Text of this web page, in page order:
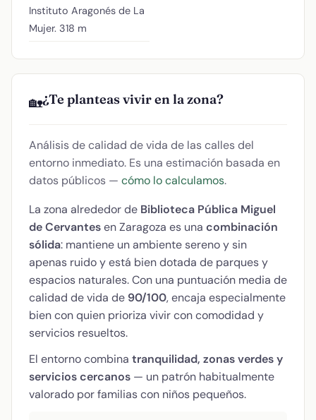
Instituto Aragonés de La
Mujer. 318 m
🏡¿Te planteas vivir en la zona?
Análisis de calidad de vida de las calles del
entorno inmediato. Es una estimación basada en
datos públicos — cómo lo calculamos.
La zona alrededor de Biblioteca Pública Miguel
de Cervantesen Zaragoza es una combinación
sólida: mantiene un ambiente sereno y sin
apenas ruido y está bien dotada de parques y
espacios naturales. Con una puntuación media de
calidad de vida de 90/100, encaja especialmente
bien con quien prioriza vivir con comodidad y
servicios resueltos.
El entorno combina tranquilidad, zonas verdes y
servicios cercanos — un patrón habitualmente
valorado por familias con niños pequeños.